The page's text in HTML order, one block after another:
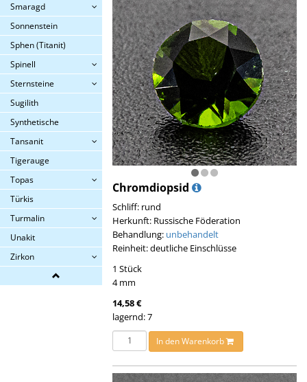
Smaragd
Sonnenstein
Sphen (Titanit)
Spinell
Sternsteine
Sugilith
Synthetische
Tansanit
Tigerauge
Topas
Türkis
Turmalin
Unakit
Zirkon
Chromdiopsid
Schliff: rund
Herkunft: Russische Föderation
Behandlung: unbehandelt
Reinheit: deutliche Einschlüsse
1 Stück
4 mm
14,58 €
lagernd: 7
In den Warenkorb